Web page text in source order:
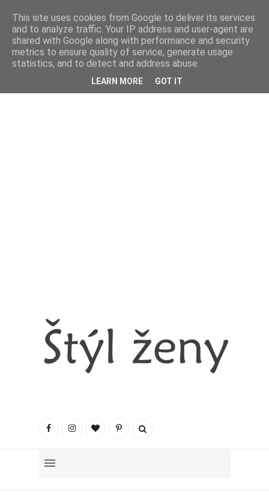
This site uses cookies from Google to deliver its services
and to analyze traffic. Your IP address and user-agent are
shared with Google along with performance and security
metrics to ensure quality of service, generate usage
statistics, and to detect and address abuse.
LEARN MORE GOT IT